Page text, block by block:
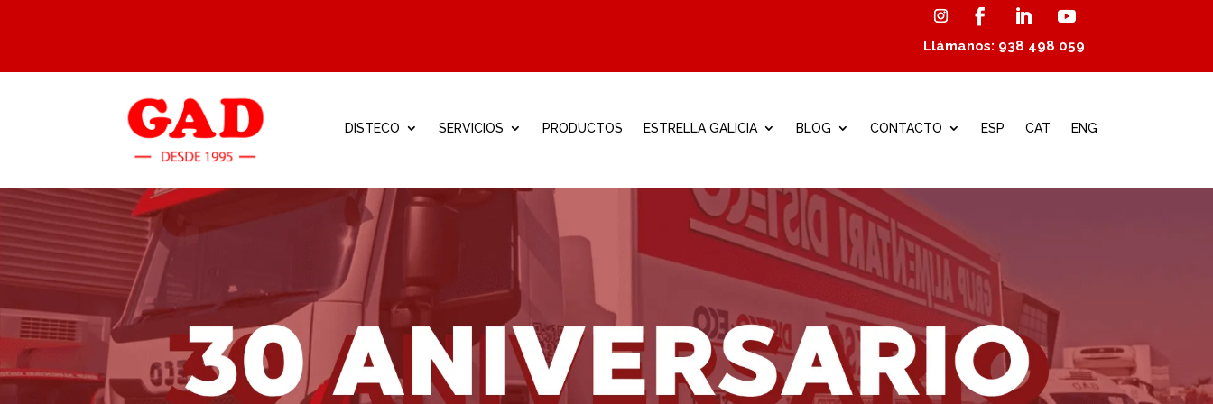
Llámanos: 938 498 059
DISTECO SERVICIOS PRODUCTOS ESTRELLA GALICIA BLOG CONTACTO ESP CAT ENG